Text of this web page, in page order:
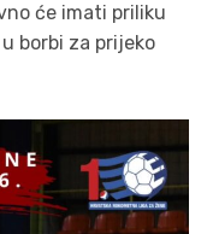
će imati priliku
borbi za prijeko